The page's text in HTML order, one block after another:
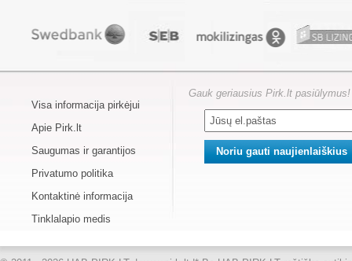
Visa informacija pirkėjui
Apie Pirk.lt
Saugumas ir garantijos
Privatumo politika
Kontaktinė informacija
Tinklalapio medis
Gauk geriausius Pirk.lt pasiūlymus!